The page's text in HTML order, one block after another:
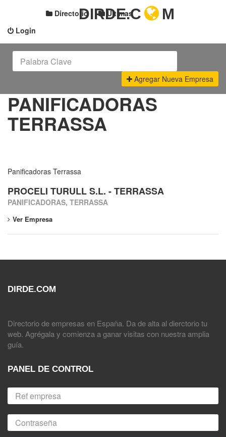
Login
Directorio Últimas
DIRDE.C M
Agregar Nueva Empresa
PANIFICADORAS
TERRASSA
Panificadoras Terrassa
PROCELI TURULL S.L. - TERRASSA
PANIFICADORAS, TERRASSA
Ver Empresa
DIRDE.COM
Directorio de empresas en España. Da de alta al dierctorio tu
web. Agrégala y comienza a ganar visitas con nuestra amplia
guía.
PANEL DE CONTROL